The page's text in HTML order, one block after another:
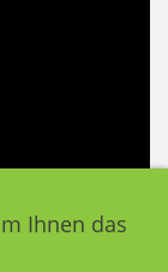
Ihnen das